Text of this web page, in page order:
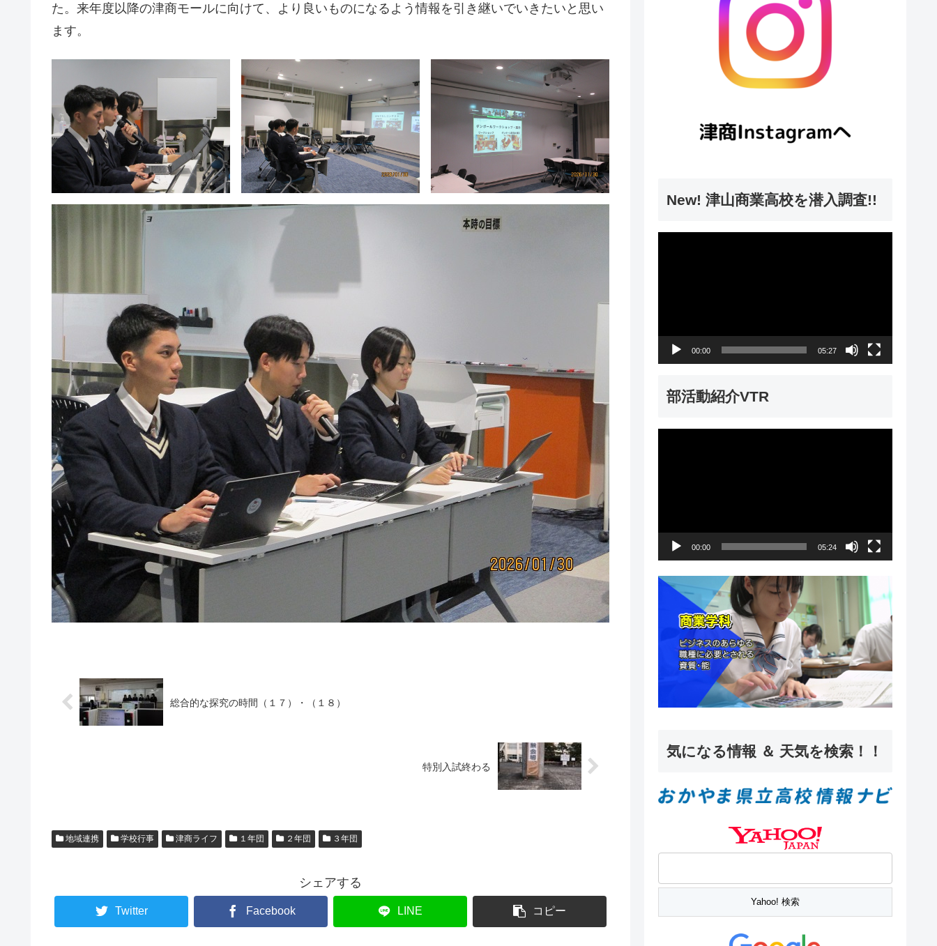
た。来年度以降の津商モールに向けて、より良いものになるよう情報を引き継いでいきたいと思い
ます。
総合的な探究の時間（１７）・（１８）
特別入試終わる
地域連携 学校行事 津商ライフ １年団 ２年団 ３年団
シェアする
Twitter Facebook LINE コピー
New! 津山商業高校を潜入調査!!
00:00 05:27
部活動紹介VTR
ー
00:00 05:24
気になる情報 ＆ 天気を検索！！